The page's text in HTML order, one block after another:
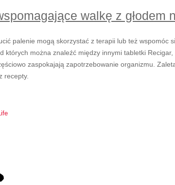
walkę z głodem
palenie mogą skorzystać z terapii lub też wspomóc
których można znaleźć między innymi tabletki
zaspokajają zapotrzebowanie organizmu.
recepty.